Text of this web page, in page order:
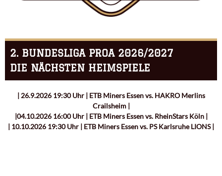
2. BUNDESLIGA PROA 2026/2027
DIE NÄCHSTEN HEIMSPIELE
| 26.9.2026 19:30 Uhr | ETB Miners Essen vs. HAKRO Merlins
Crailsheim |
|04.10.2026 16:00 Uhr | ETB Miners Essen vs. RheinStars Köln |
| 10.10.2026 19:30 Uhr | ETB Miners Essen vs. PS Karlsruhe LIONS |